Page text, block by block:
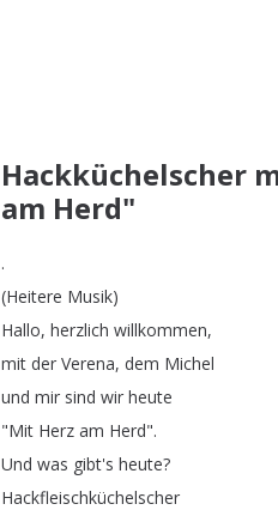
Hackküchelscher
am Herd"
.
(Heitere Musik)
Hallo, herzlich willkommen,
mit der Verena, dem Michel
und mir sind wir heute
"Mit Herz am Herd".
Und was gibt's heute?
Hackfleischküchelscher